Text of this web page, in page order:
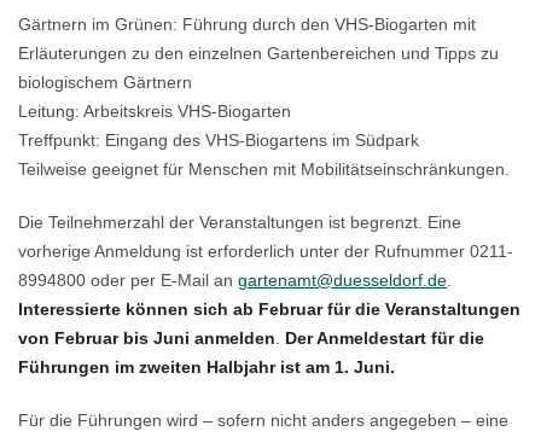
Gärtnern im Grünen: Führung durch den VHS-Biogarten mit
Erläuterungen zu den einzelnen Gartenbereichen und Tipps zu
biologischem Gärtnern
Leitung: Arbeitskreis VHS-Biogarten
Treffpunkt: Eingang des VHS-Biogartens im Südpark
Teilweise geeignet für Menschen mit Mobilitätseinschränkungen.
Die Teilnehmerzahl der Veranstaltungen ist begrenzt. Eine
vorherige Anmeldung ist erforderlich unter der Rufnummer 0211-
8994800 oder per E-Mail an gartenamt@duesseldorf.de
Interessierte können sich ab Februar für die Veranstaltungen
von Februar bis Juni anmelden
Der Anmeldestart für die
Führungen im zweiten Halbjahr ist am 1. Juni.
Für die Führungen wird – sofern nicht anders angegeben – eine